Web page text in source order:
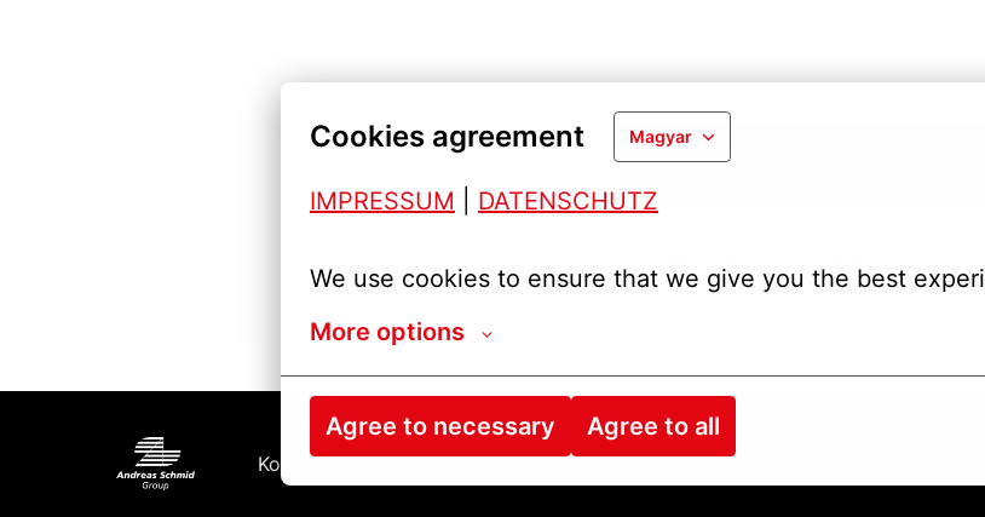
Cookies agreement Magyar
IMPRESSUM DATENSCHUTZ
We use cookies to ensure that we give you the best
More options
Agree to necessary Agree to all
Depunere cerere
Distribuiți locul de muncă
Kezdőlap
Kontakt Impressum Cookies Datenschutz